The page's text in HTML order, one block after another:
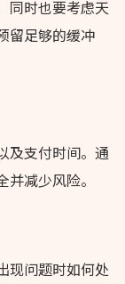
同时也要考虑天
留足够的缓冲
及支付时间。通
减少风险。
现问题时如何处